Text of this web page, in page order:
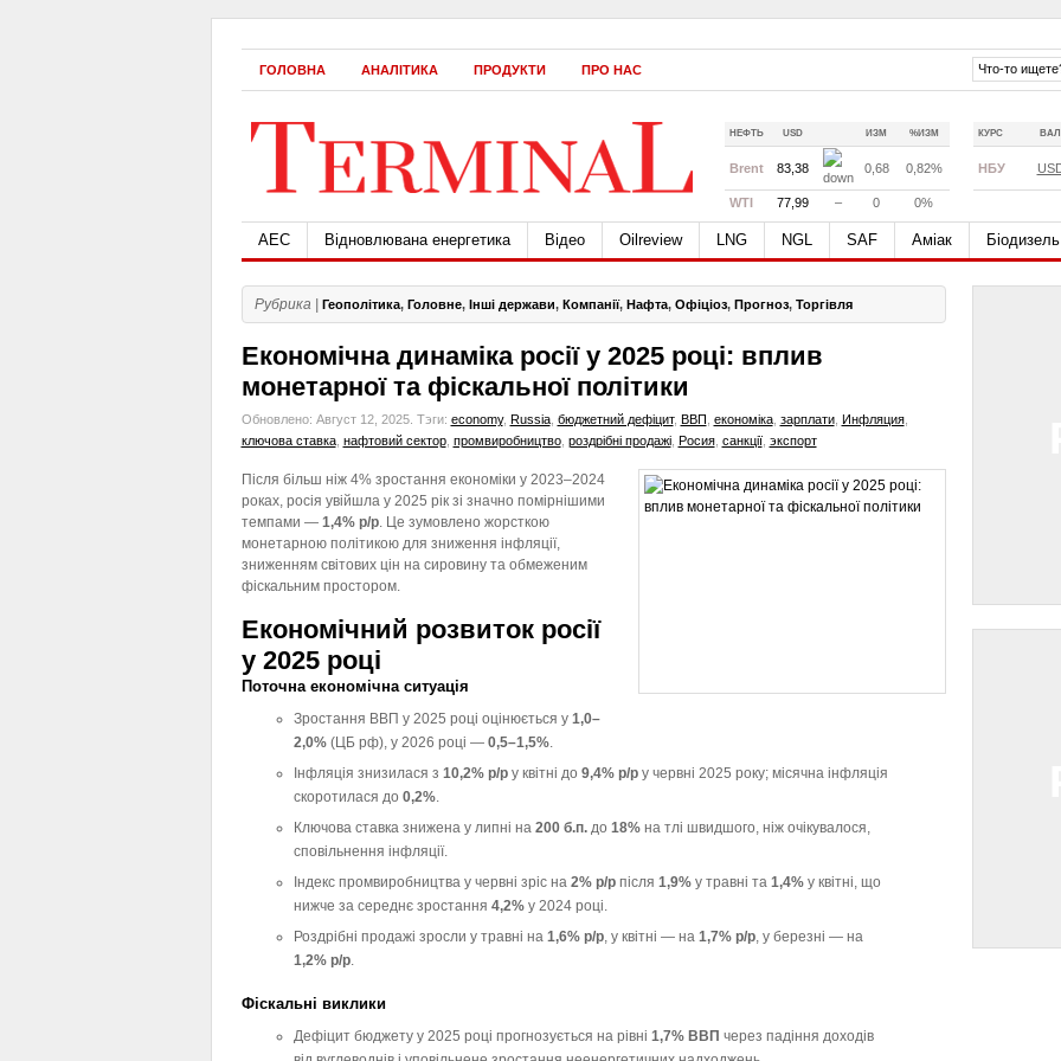
ГОЛОВНА АНАЛІТИКА ПРОДУКТИ ПРО НАС
КУРС ВАЛ
НБУ
НЕФТЬ USD ИЗМ %ИЗМ
Brent 83,38 0,68 0,82%
WTI 77,99 – 0 0%
АЕС Відновлювана енергетика Відео Oilreview LNG NGL SAF Аміак Біодизель
Рубрика | Геополітика, Головне, Інші держави, Компанії, Нафта, Офіціоз, Прогноз, Торгівля
Економічна динаміка росії у 2025 році: вплив
монетарної та фіскальної політики
Обновлено: Август 12, 2025. Тэги: economy, Russia, бюджетний дефіцит, ВВП економіка, зарплати, Инфляция,
ключова ставка, нафтовий сектор, промвиробництво, роздрібні продажі, Росия, санкції, экспорт
Після більш ніж 4% зростання економіки у 2023–2024
роках, росія увійшла у 2025 рік зі значно помірнішими
темпами — 1,4% р/р. Це зумовлено жорсткою
монетарною політикою для зниження інфляції,
зниженням світових цін на сировину та обмеженим
фіскальним простором.
Економічний розвиток росії
у 2025 році
Поточна економічна ситуація
Зростання ВВП у 2025 році оцінюється у 1,0–
2,0%(ЦБ рф), у 2026 році — 0,5–1,5%.
Інфляція знизилася з 10,2% р/ру квітні до 9,4% р/ру червні 2025 року; місячна інфляція
скоротилася до 0,2%.
Ключова ставка знижена у липні на 200 б.п.до 18%на тлі швидшого, ніж очікувалося,
сповільнення інфляції.
Індекс промвиробництва у червні зріс на 2% р/рпісля 1,9%у травні та 1,4%у квітні, що
нижче за середнє зростання 4,2%у 2024 році.
Роздрібні продажі зросли у травні на 1,6% р/р, у квітні — на 1,7% р/р, у березні — на
1,2% р/р.
Фіскальні виклики
Дефіцит бюджету у 2025 році прогнозується на рівні 1,7% ВВП через падіння доходів